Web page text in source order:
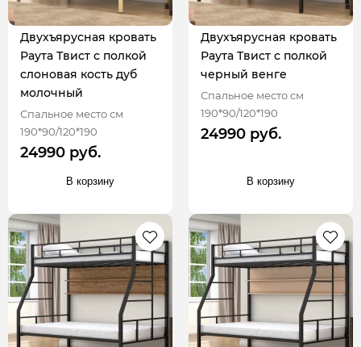
Двухъярусная кровать
Раута Твист с полкой
слоновая кость дуб
молочный
Спальное место см
190*90/120*190
24990 руб.
В корзину
Двухъярусная кровать
Раута Твист с полкой
черный венге
Спальное место см
190*90/120*190
24990 руб.
В корзину